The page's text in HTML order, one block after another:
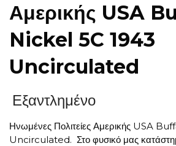
Αμερικής USA
Nickel 5C 1943
Uncirculated
Εξαντλημένο
Ηνωμένες Πολιτείες Αμερικής USA
Uncirculated. Στο φυσικό μας